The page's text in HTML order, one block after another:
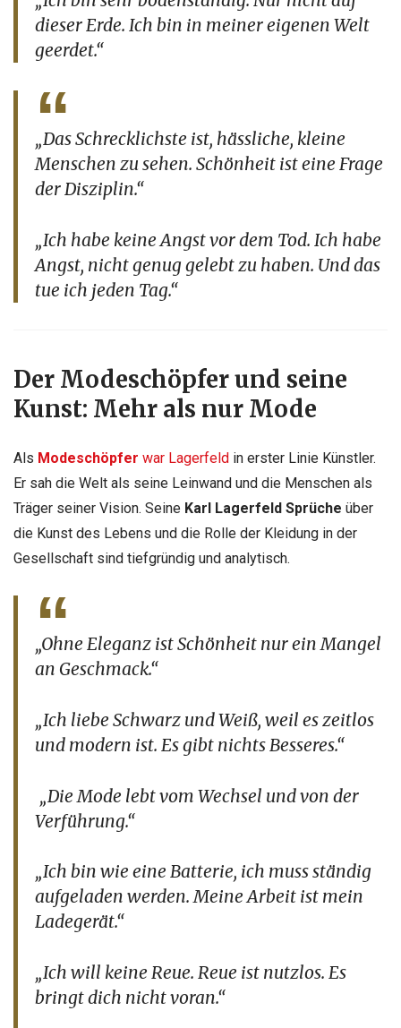
dieser Erde. Ich bin in meiner eigenen Welt
geerdet.“
„Das Schrecklichste ist, hässliche, kleine
Menschen zu sehen. Schönheit ist eine Frage
der Disziplin.“
„Ich habe keine Angst vor dem Tod. Ich habe
Angst, nicht genug gelebt zu haben. Und das
tue ich jeden Tag.“
Der Modeschöpferund seine
Kunst: Mehr als nur Mode
Als Modeschöpfer war Lagerfeld in erster Linie Künstler.
Er sah die Welt als seine Leinwand und die Menschen als
Träger seiner Vision. Seine Karl Lagerfeld Sprüche über
die Kunst des Lebens und die Rolle der Kleidung in der
Gesellschaft sind tiefgründig und analytisch.
„Ohne Eleganz ist Schönheit nur ein Mangel
an Geschmack.“
„Ich liebe Schwarz und Weiß, weil es zeitlos
und modern ist. Es gibt nichts Besseres.“
„Die Mode lebt vom Wechsel und von der
Verführung.“
„Ich bin wie eine Batterie, ich muss ständig
aufgeladen werden. Meine Arbeit ist mein
Ladegerät.“
„Ich will keine Reue. Reue ist nutzlos. Es
bringt dich nicht voran.“